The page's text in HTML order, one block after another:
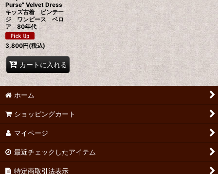
Purse” Velvet Dress
キッズ古着 ビンテー
ジ ワンピース ベロ
ア 80年代
3,800円(税込)
カートに入れる
ホーム
ショッピングカート
マイページ
最近チェックしたアイテム
特定商取引法表示